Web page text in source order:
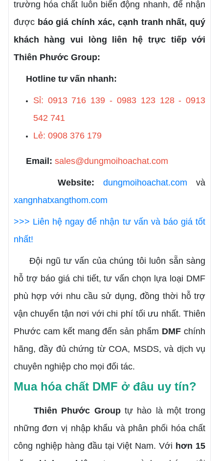
trường hóa chất luôn biến động nhanh, để nhận
được báo giá chính xác, cạnh tranh nhất, quý
khách hàng vui lòng liên hệ trực tiếp với
Thiên Phước Group:
Hotline tư vấn nhanh:
Sỉ: 0913 716 139 - 0983 123 128 - 0913
542 741
Lẻ: 0908 376 179
Email: sales@dungmoihoachat.com
Website: dungmoihoachat.com và
xangnhatxangthom.com
>>> Liên hệ ngay để nhận tư vấn và báo giá tốt
nhất!
Đội ngũ tư vấn của chúng tôi luôn sẵn sàng
hỗ trợ báo giá chi tiết, tư vấn chọn lựa loại DMF
phù hợp với nhu cầu sử dụng, đồng thời hỗ trợ
vận chuyển tận nơi với chi phí tối ưu nhất. Thiên
Phước cam kết mang đến sản phẩm DMF chính
hãng, đầy đủ chứng từ COA, MSDS, và dịch vụ
chuyên nghiệp cho mọi đối tác.
Mua hóa chất DMF ở đâu uy tín?
Thiên Phước Grouptự hào là một trong
những đơn vị nhập khẩu và phân phối hóa chất
công nghiệp hàng đầu tại Việt Nam. Với hơn 15